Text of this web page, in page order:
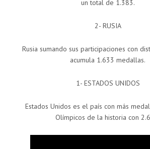
un total de 1.383.
2- RUSIA
Rusia sumando sus participaciones con
acumula 1.633 medallas.
1- ESTADOS UNIDOS
Estados Unidos es el país con más
Olímpicos de la historia con